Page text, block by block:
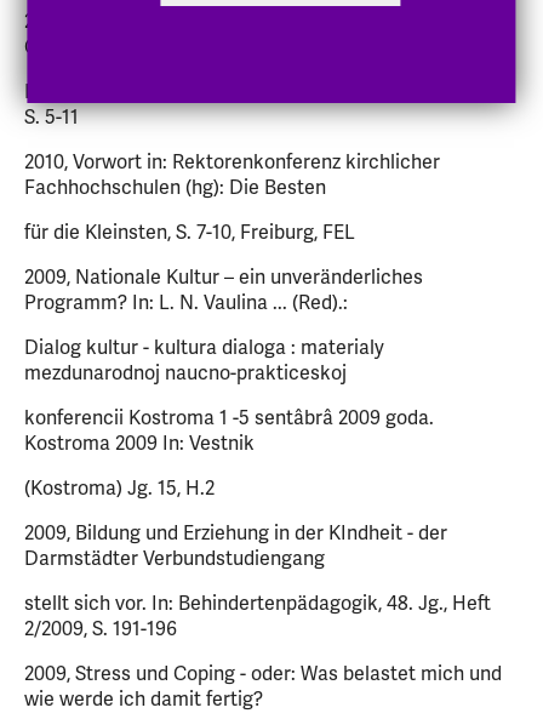
2010, Hrsg. und Vorwort (zus. mit R. Edtbauer),
Gestaltung und Rationalisierung, Ev.
Hochschulperspektiven Bd. 6, FEL-Verlag, Freiburg/Br.,
S. 5-11
2010, Vorwort in: Rektorenkonferenz kirchlicher
Fachhochschulen (hg): Die Besten
für die Kleinsten, S. 7-10, Freiburg, FEL
2009, Nationale Kultur – ein unveränderliches
Programm? In: L. N. Vaulina ... (Red).:
Dialog kultur - kultura dialoga : materialy
mezdunarodnoj naucno-prakticeskoj
konferencii Kostroma 1 -5 sentâbrâ 2009 goda.
Kostroma 2009 In: Vestnik
(Kostroma) Jg. 15, H.2
2009, Bildung und Erziehung in der KIndheit - der
Darmstädter Verbundstudiengang
stellt sich vor. In: Behindertenpädagogik, 48. Jg., Heft
2/2009, S. 191-196
2009, Stress und Coping - oder: Was belastet mich und
wie werde ich damit fertig?